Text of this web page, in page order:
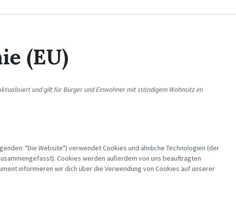
(EU)
und gilt für Bürger und Einwohner mit ständigem Wohnsitz im
"Die Website") verwendet Cookies und ähnliche Technologien (der
Cookies werden außerdem von uns beauftragten
informieren wir dich über die Verwendung von Cookies auf unserer